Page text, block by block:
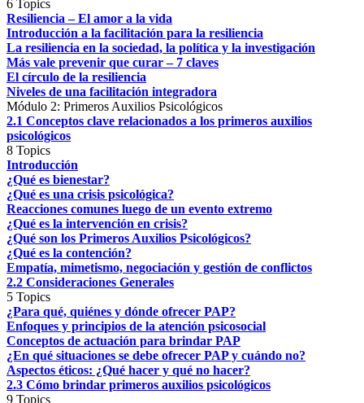
6 Topics
Resiliencia – El amor a la vida
Introducción a la facilitación para la resiliencia
La resiliencia en la sociedad, la política y la investigación
Más vale prevenir que curar – 7 claves
El círculo de la resiliencia
Niveles de una facilitación integradora
Módulo 2: Primeros Auxilios Psicológicos
2.1 Conceptos clave relacionados a los primeros auxilios
psicológicos
8 Topics
Introducción
¿Qué es bienestar?
¿Qué es una crisis psicológica?
Reacciones comunes luego de un evento extremo
¿Qué es la intervención en crisis?
¿Qué son los Primeros Auxilios Psicológicos?
¿Qué es la contención?
Empatía, mimetismo, negociación y gestión de conflictos
2.2 Consideraciones Generales
5 Topics
¿Para qué, quiénes y dónde ofrecer PAP?
Enfoques y principios de la atención psicosocial
Conceptos de actuación para brindar PAP
¿En qué situaciones se debe ofrecer PAP y cuándo no?
Aspectos éticos: ¿Qué hacer y qué no hacer?
2.3 Cómo brindar primeros auxilios psicológicos
9 Topics